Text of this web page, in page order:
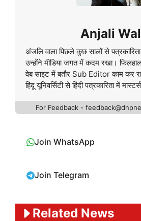
Anjali
अंजलि वाला पिछले कुछ सालों से
उन्होंने मीडिया जगत में कदम रखा।
वेब साइट में बतौर Sub Editor काम कर
हिंदू यूनिवर्सिटी से हिंदी पत्रकारिता में
For Feedback -
Join WhatsApp
Join Telegram
Related News